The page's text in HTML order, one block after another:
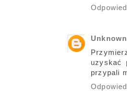
Unknown
uzyskać
przypali